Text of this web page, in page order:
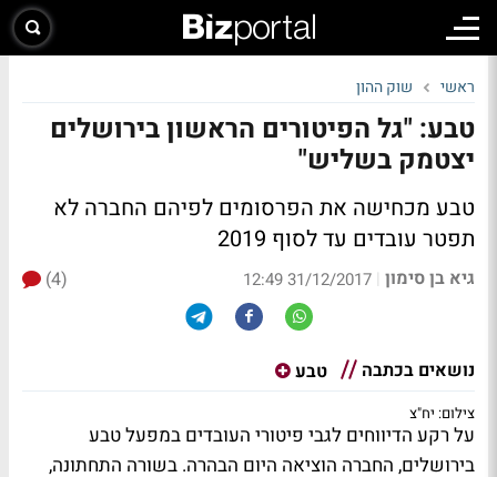
ראשי שוק ההון
טבע: "גל הפיטורים הראשון בירושלים
יצטמק בשליש"
טבע מכחישה את הפרסומים לפיהם החברה לא
תפטר עובדים עד לסוף 2019
גיא בן סימון |
31/12/2017 12:49
(4)
נושאים בכתבה טבע
צילום: יח"צ
על רקע הדיווחים לגבי פיטורי העובדים במפעל טבע
בירושלים, החברה הוציאה היום הבהרה. בשורה התחתונה,